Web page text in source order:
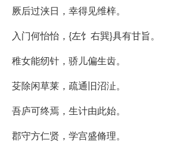
厥后过浃日，幸得见维梓。
入门何怡怡，{左饣右巽}具有甘旨。
稚女能纫针，骄儿偏生齿。
芟除闲草莱，疏通旧沼沚。
吾庐可终焉，生计由此始。
郡守方仁贤，学宫盛脩理。